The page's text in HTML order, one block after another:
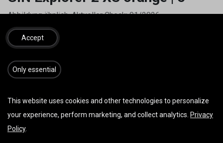
Abbildung ähnlich. Aktueller Check: 01/2026
2.650,00 €
Auf die Wunschliste
Accept
​​​Only essential
This website uses cookies and other technologies to personalize
your experience, perform marketing, and collect analytics. Privacy
Policy.